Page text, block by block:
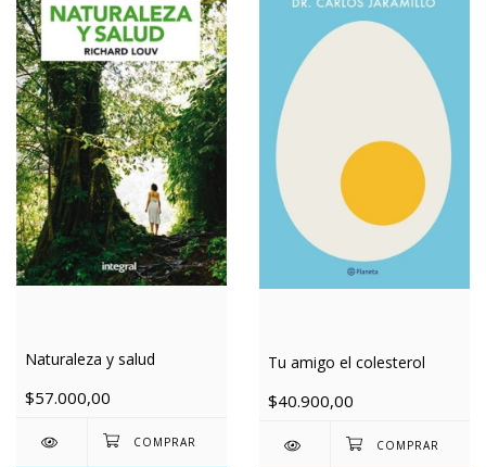
Naturaleza y salud
$57.000,00
Tu amigo el colesterol
$40.900,00